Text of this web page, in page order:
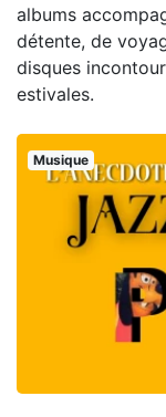
albums
détente, de
disques
estivales.
Musique